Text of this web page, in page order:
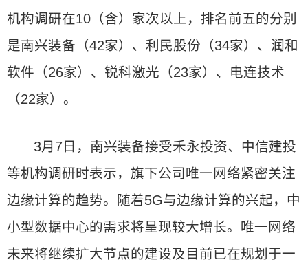
机构调研在10（含）家次以上，排名前五的分别
是南兴装备（42家）、利民股份（34家）、润和
软件（26家）、锐科激光（23家）、电连技术
（22家）。
3月7日，南兴装备接受禾永投资、中信建投
等机构调研时表示，旗下公司唯一网络紧密关注
边缘计算的趋势。随着5G与边缘计算的兴起，中
小型数据中心的需求将呈现较大增长。唯一网络
未来将继续扩大节点的建设及目前已在规划于一